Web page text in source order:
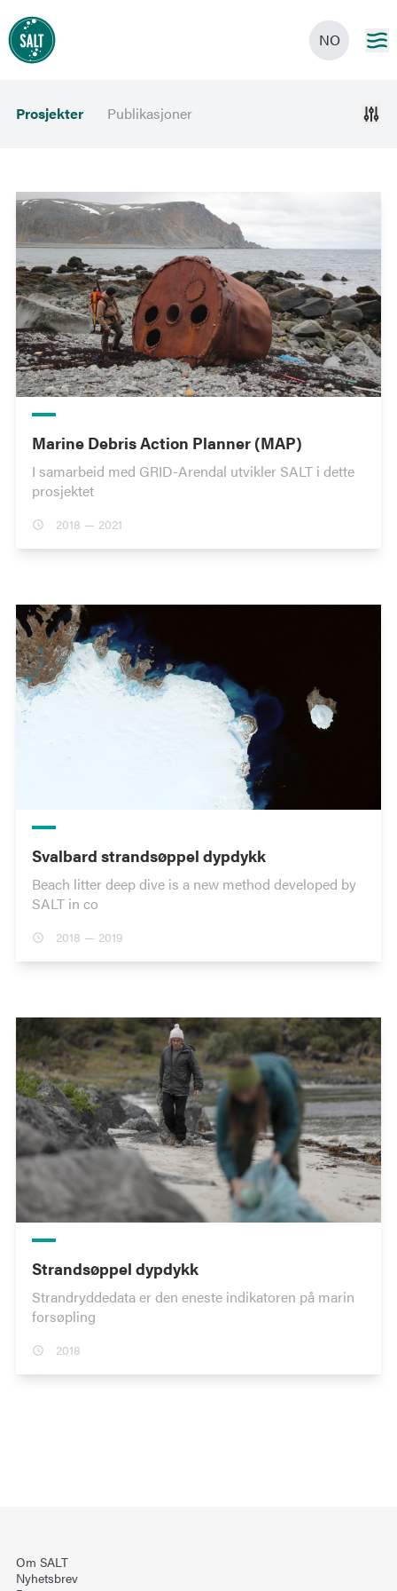
NO
Prosjekter Publikasjoner
Marine Debris Action Planner (MAP)
I samarbeid med GRID-Arendal utvikler SALT i dette
prosjektet
2018 — 2021
Svalbard strandsøppel dypdykk
Beach litter deep dive is a new method developed by
SALT in co
2018 — 2019
Strandsøppel dypdykk
Strandryddedata er den eneste indikatoren på marin
forsøpling
2018
Om SALT
Nyhetsbrev